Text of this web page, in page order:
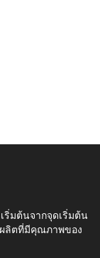
ริ่มต้นจากจุดเริ่มต้น
ผลิตที่มีคุณภาพของ